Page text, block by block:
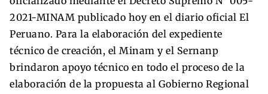
2021-MINAM publicado hoy en el diario oficial El
Peruano. Para la elaboración del expediente
técnico de creación, el Minam y el Sernanp
brindaron apoyo técnico en todo el proceso de la
elaboración de la propuesta al Gobierno Regional